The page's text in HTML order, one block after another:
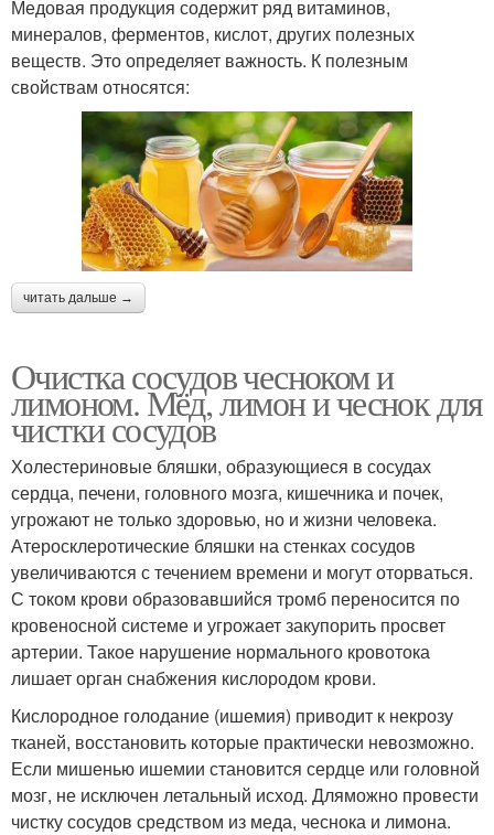
Медовая продукция содержит ряд витаминов,
минералов, ферментов, кислот, других полезных
веществ. Это определяет важность. К полезным
свойствам относятся:
читать дальше →
Очистка сосудов чесноком и
лимоном. Мёд, лимон и чеснок для
чистки сосудов
Холестериновые бляшки, образующиеся в сосудах
сердца, печени, головного мозга, кишечника и почек,
угрожают не только здоровью, но и жизни человека.
Атеросклеротические бляшки на стенках сосудов
увеличиваются с течением времени и могут оторваться.
С током крови образовавшийся тромб переносится по
кровеносной системе и угрожает закупорить просвет
артерии. Такое нарушение нормального кровотока
лишает орган снабжения кислородом крови.
Кислородное голодание (ишемия) приводит к некрозу
тканей, восстановить которые практически невозможно.
Если мишенью ишемии становится сердце или головной
мозг, не исключен летальный исход. Дляможно провести
чистку сосудов средством из меда, чеснока и лимона.